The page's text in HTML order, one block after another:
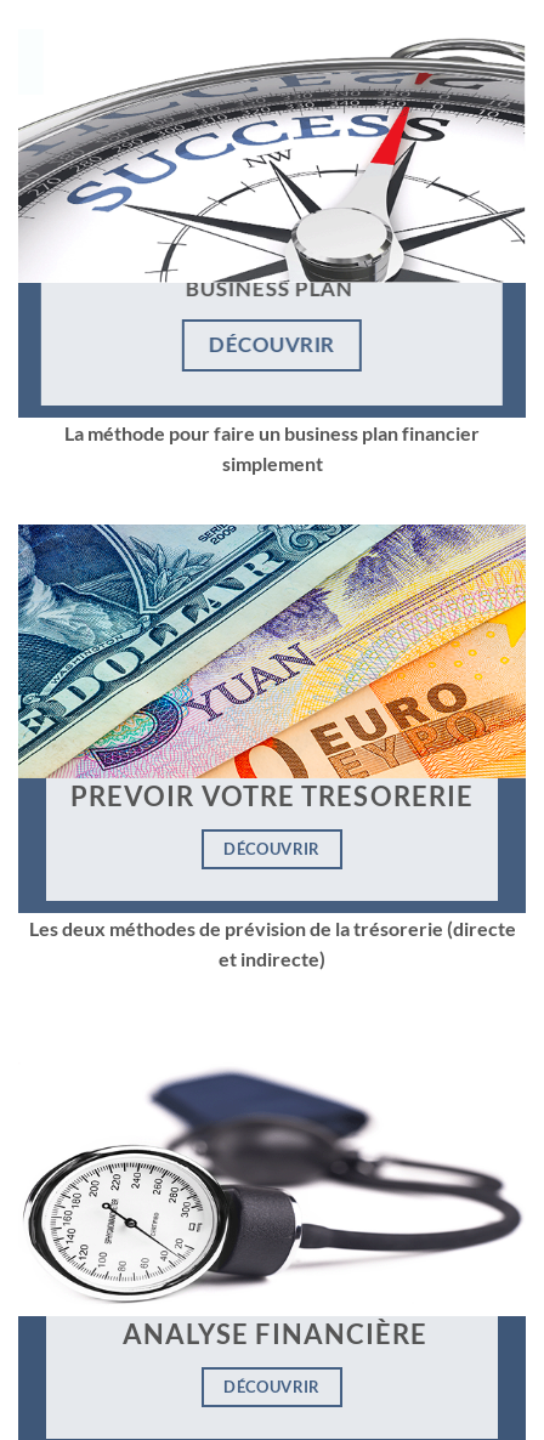
BUSINESS PLAN
DÉCOUVRIR
La méthode pour faire un business plan financier
simplement
PREVOIR VOTRE TRESORERIE
DÉCOUVRIR
Les deux méthodes de prévision de la trésorerie (directe
et indirecte)
ANALYSE FINANCIÈRE
DÉCOUVRIR